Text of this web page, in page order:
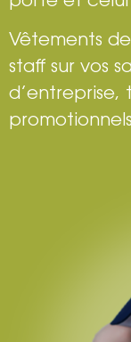
Vêtements
staff sur vos
d’entreprise,